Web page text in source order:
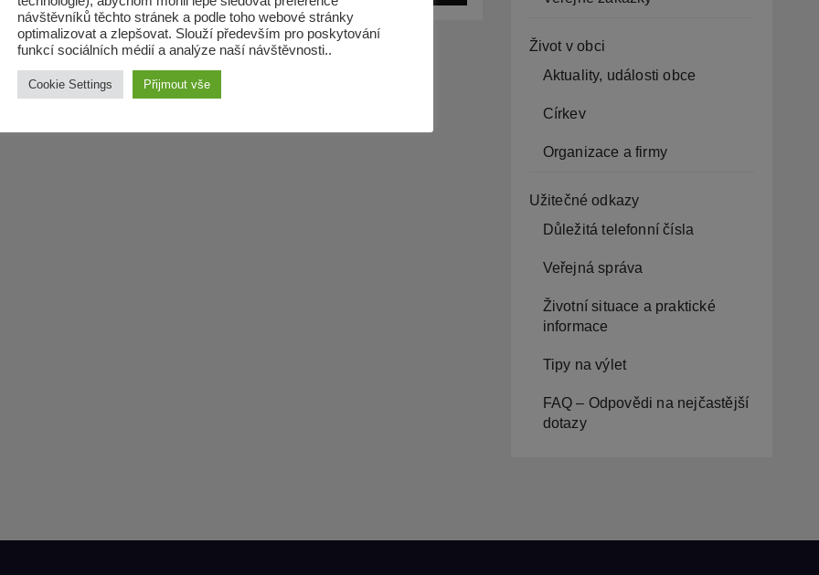
26/Olbramice
zadat zpracování
lesních
hospodářských
Život v obci
Aktuality, události obce
Církev
Organizace a firmy
Užitečné odkazy
Důležitá telefonní čísla
Veřejná správa
Životní situace a praktické
informace
Tipy na výlet
FAQ – Odpovědi na nejčastější
dotazy
návštěvníků těchto stránek a podle toho webové stránky
optimalizovat a zlepšovat. Slouží především pro poskytování
funkcí sociálních médií a analýze naší návštěvnosti..
Cookie Settings Přijmout vše